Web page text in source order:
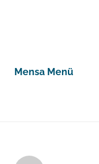
Mensa Menü